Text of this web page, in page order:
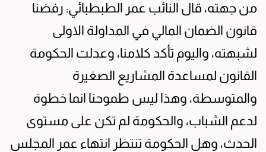
من جهته، قال النائب عمر الطبطبائي: رفضنا
قانون الضمان المالي في المداولة الاولى
لشبهته، واليوم تأكد كلامنا، وعدلت الحكومة
القانون لمساعدة المشاريع الصغيرة
والمتوسطة، وهذا ليس طموحنا انما خطوة
لدعم الشباب، والحكومة لم تكن على مستوى
الحدث، وهل الحكومة تنتظر انتهاء عمر المجلس